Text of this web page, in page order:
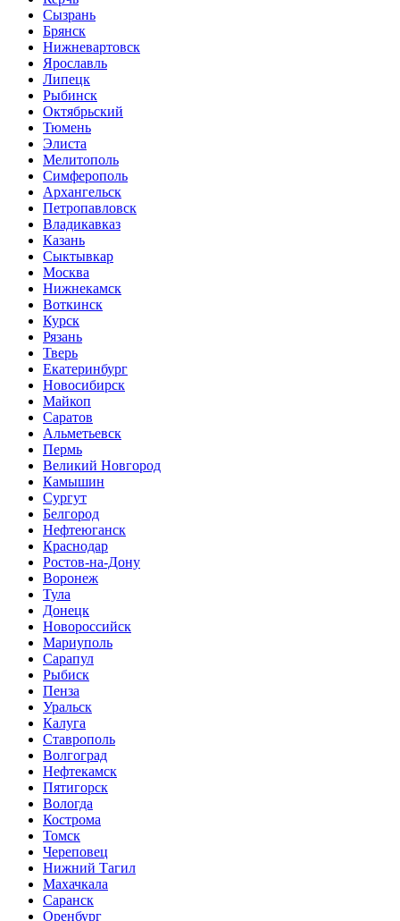
Сызрань
Брянск
Нижневартовск
Ярославль
Липецк
Рыбинск
Октябрьский
Тюмень
Элиста
Мелитополь
Симферополь
Архангельск
Петропавловск
Владикавказ
Казань
Сыктывкар
Москва
Нижнекамск
Воткинск
Курск
Рязань
Тверь
Екатеринбург
Новосибирск
Майкоп
Саратов
Альметьевск
Пермь
Великий Новгород
Камышин
Сургут
Белгород
Нефтеюганск
Краснодар
Ростов-на-Дону
Воронеж
Тула
Донецк
Новороссийск
Мариуполь
Сарапул
Рыбиск
Пенза
Уральск
Калуга
Ставрополь
Волгоград
Нефтекамск
Пятигорск
Вологда
Кострома
Томск
Череповец
Нижний Тагил
Махачкала
Саранск
Оренбург